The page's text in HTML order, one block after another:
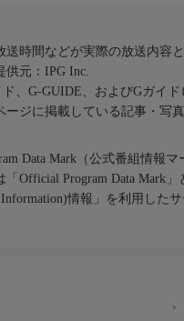
送時間などが実際の放送内容
供元：IPG Inc.
、G-GUIDE、およびGガイ
ージに掲載している記事・写
Data Mark（公式番組情報マ
「Official Program Data Mark
Information)情報」を利用した